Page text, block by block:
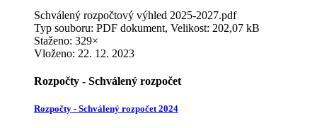
Schválený rozpočtový výhled 2025-2027.pdf
Typ souboru: PDF dokument, Velikost: 202,07 kB
Staženo: 329×
Vloženo: 22. 12. 2023
Rozpočty - Schválený rozpočet
Rozpočty - Schválený rozpočet 2024